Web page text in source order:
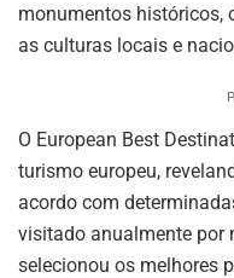
monumentos históricos,
as culturas locais e
O European Best
turismo europeu,
acordo com
visitado anualmente por
selecionou os melhores